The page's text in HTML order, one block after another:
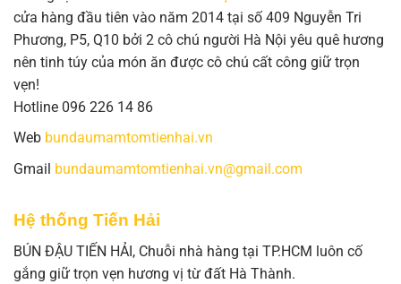
cửa hàng đầu tiên vào năm 2014 tại số 409 Nguyễn Tri
Phương, P5, Q10 bởi 2 cô chú người Hà Nội yêu quê hương
nên tinh túy của món ăn được cô chú cất công giữ trọn
vẹn!
Hotline 096 226 14 86
Web bundaumamtomtienhai.vn
Gmail bundaumamtomtienhai.vn@gmail.com
Hệ thống Tiến Hải
BÚN ĐẬU TIẾN HẢI, Chuỗi nhà hàng tại TP.HCM luôn cố
gắng giữ trọn vẹn hương vị từ đất Hà Thành.